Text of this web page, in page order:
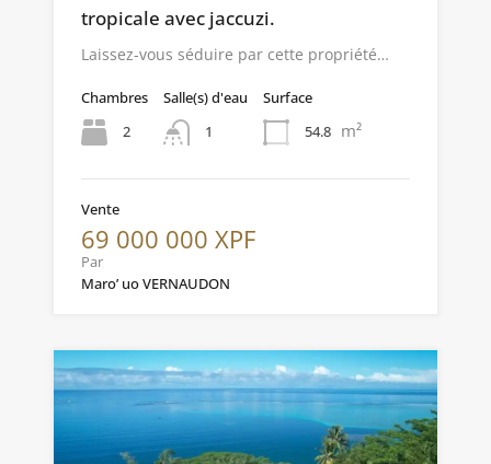
tropicale avec jaccuzi.
Laissez-vous séduire par cette propriété…
Chambres
2
Salle(s) d'eau
1
Surface
54.8 m²
Vente
69 000 000 XPF
Par
Maro’ uo VERNAUDON